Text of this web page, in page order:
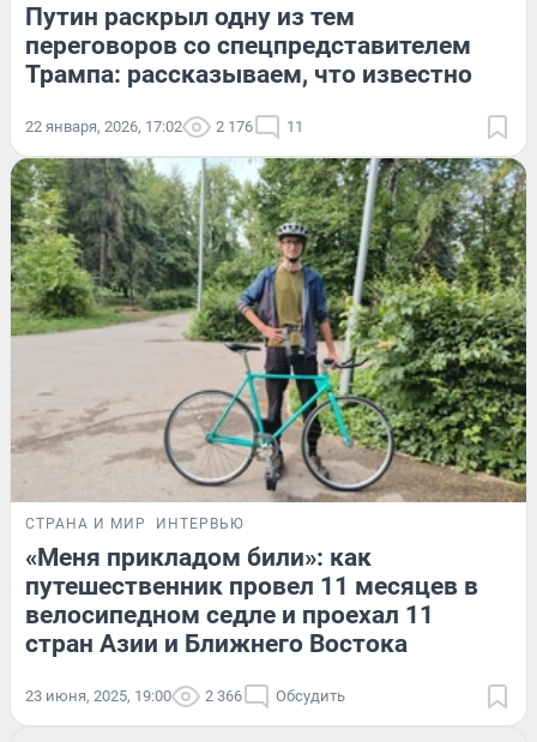
Путин раскрыл одну из тем
переговоров со спецпредставителем
Трампа: рассказываем, что известно
22 января, 2026, 17:02 2 176 11
СТРАНА И МИР ИНТЕРВЬЮ
«Меня прикладом били»: как
путешественник провел 11 месяцев в
велосипедном седле и проехал 11
стран Азии и Ближнего Востока
23 июня, 2025, 19:00 2 366 Обсудить